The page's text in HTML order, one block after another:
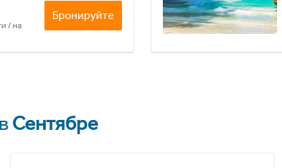
/ на
Бронируйте
Сентябре